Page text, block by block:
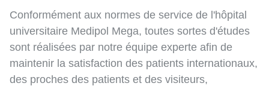
Conformément aux normes de service de l'hôpital
universitaire Medipol Mega, toutes sortes d'études
sont réalisées par notre équipe experte afin de
maintenir la satisfaction des patients internationaux,
des proches des patients et des visiteurs,